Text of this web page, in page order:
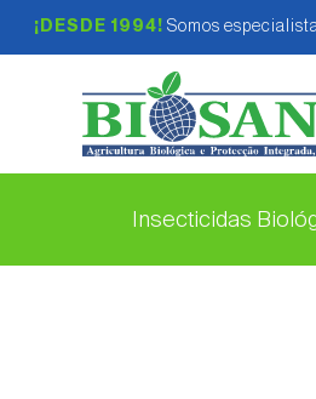
¡DESDE 1994! Somos
Insecticidas